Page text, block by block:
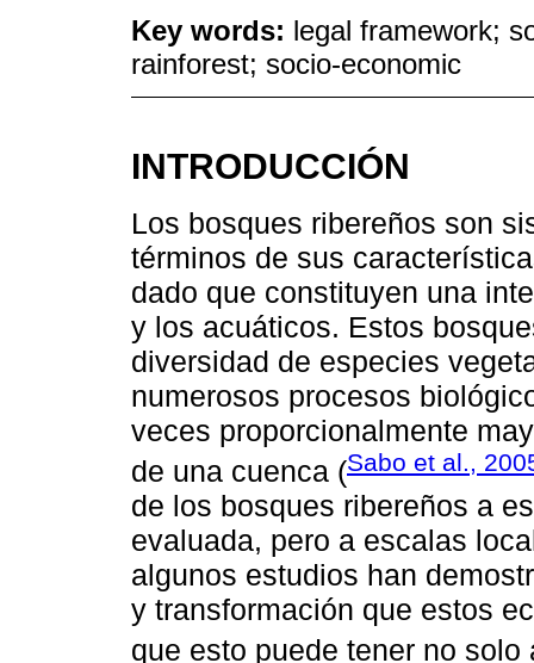
Key words: legal framework;
rainforest; socio-economic
INTRODUCCIÓN
Los bosques ribereños son
términos de sus
dado que constituyen una
y los acuáticos. Estos
diversidad de especies
numerosos procesos
veces proporcionalmente
de una cuenca (Sabo et al.,
de los bosques ribereños a
evaluada, pero a escalas
algunos estudios han
y transformación que estos
que esto puede tener no